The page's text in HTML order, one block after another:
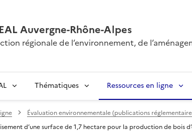
Auvergne-Rhône-Alpes
régionale de l’environnement, de
Thématiques Ressources en ligne
Évaluation environnementale (publications
d’une surface de 1,7 hectare pour la production de bois